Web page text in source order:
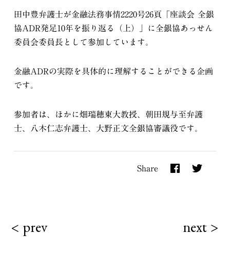
田中豊弁護士が金融法務事情2220号26頁「座談会 全銀
協ADR発足10年を振り返る（上）」に全銀協あっせん
委員会委員長として参加しています。
金融ADRの実際を具体的に理解することができる企画
です。
参加者は、ほかに畑瑞穂東大教授、朝田規与至弁護
士、八木仁志弁護士、大野正文全銀協審議役です。
Share
< prev next >